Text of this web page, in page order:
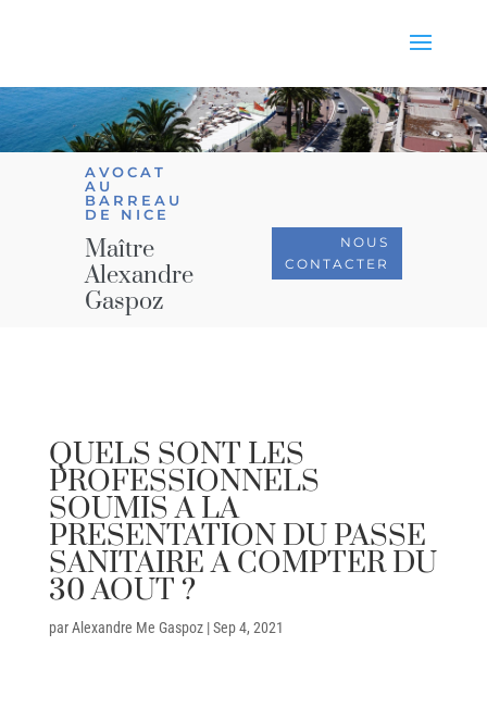
AVOCAT
AU
BARREAU
DE NICE
Maître
Alexandre
Gaspoz
NOUS
CONTACTER
QUELS SONT LES
PROFESSIONNELS
SOUMIS A LA
PRESENTATION DU PASSE
SANITAIRE A COMPTER DU
30 AOUT ?
parAlexandre Me Gaspoz|Sep 4, 2021